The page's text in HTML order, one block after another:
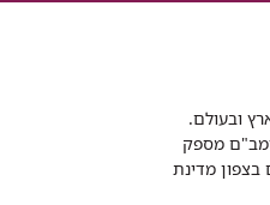
ובעולם.
ומונה כ- 1000 מיטות אשפוז. רמב"ם מספק
ומשמש כבית חולים על אזורי עבור 12 בתי חולים בצפון מדינת